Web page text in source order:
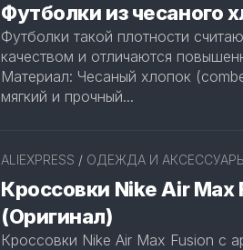
Футболки из чесаного
Футболки такой плотности
качеством и отличаются
Материал: Чесаный хлопок
мягкий и прочный...
ALIEXPRESS / ОДЕЖДА И
Кроссовки Nike Air Max
(Оригинал)
Кроссовки Nike Air Max Fusion с